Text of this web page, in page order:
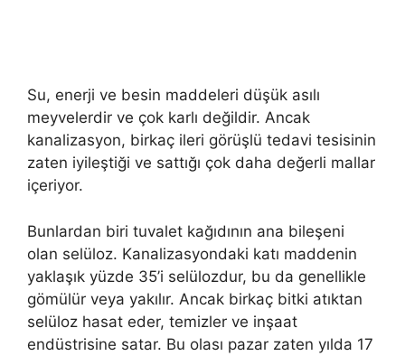
Su, enerji ve besin maddeleri düşük asılı
meyvelerdir ve çok karlı değildir. Ancak
kanalizasyon, birkaç ileri görüşlü tedavi tesisinin
zaten iyileştiği ve sattığı çok daha değerli mallar
içeriyor.
Bunlardan biri tuvalet kağıdının ana bileşeni
olan selüloz. Kanalizasyondaki katı maddenin
yaklaşık yüzde 35’i selülozdur, bu da genellikle
gömülür veya yakılır. Ancak birkaç bitki atıktan
selüloz hasat eder, temizler ve inşaat
endüstrisine satar. Bu olası pazar zaten yılda 17